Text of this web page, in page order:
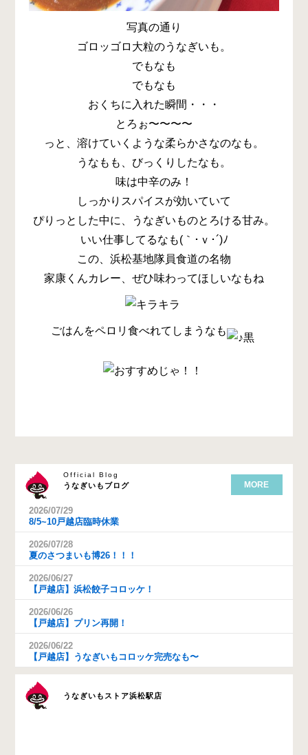
写真の通り
ゴロッゴロ大粒のうなぎいも。
でもなも
でもなも
おくちに入れた瞬間・・・
とろぉ〜〜〜〜
っと、溶けていくような柔らかさなのなも。
うなもも、びっくりしたなも。
味は中辛のみ！
しっかりスパイスが効いていて
ぴりっとした中に、うなぎいものとろける甘み。
いい仕事してるなも(｀･ｖ･´)ﾉ
この、浜松基地隊員食道の名物
家康くんカレー、ぜひ味わってほしいなもね
ごはんをペロリ食べれてしまうなも
うなぎいもブログ
Official Blog
MORE
2026/07/29
8/5~10戸越店臨時休業
2026/07/28
夏のさつまいも博26！！！
2026/06/27
【戸越店】浜松餃子コロッケ！
2026/06/26
【戸越店】プリン再開！
2026/06/22
【戸越店】うなぎいもコロッケ完売なも〜
うなぎいもストア浜松駅店